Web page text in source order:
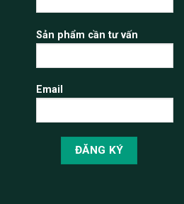
Sản phẩm cần tư vấn
Email